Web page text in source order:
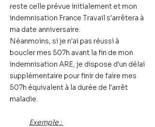
reste celle prévue initialement et mon
indemnisation France Travail s'arrêtera à
ma date anniversaire.
Néanmoins, si je n'ai pas réussi à
boucler mes 507h avant la fin de mon
indemnisation ARE, je dispose d'un délai
supplémentaire pour finir de faire mes
507h équivalent à la durée de l'arrêt
maladie.
Exemple :